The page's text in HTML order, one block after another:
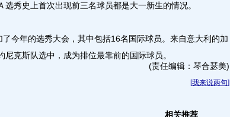
秀史上首次出现前三名球员都是大一新生的情况。
年的选秀大会，其中包括16名国际球员。来自意大利的加
尼克斯队选中，成为排位最靠前的国际球员。
(责任编辑：琴合瑟美)
[我来说两句]
相关推荐